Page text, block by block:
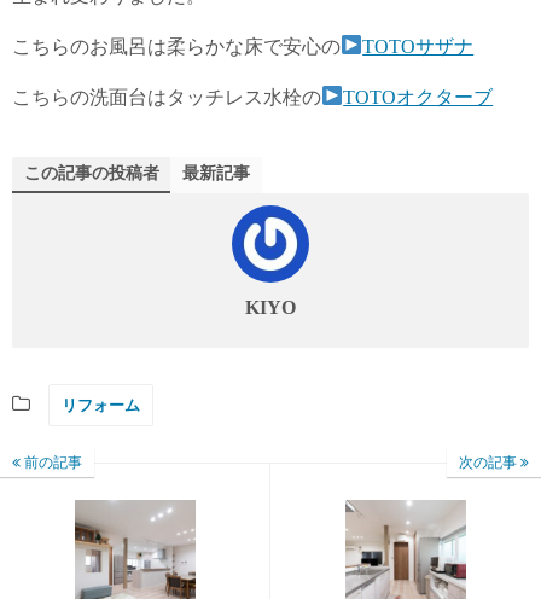
こちらのお風呂は柔らかな床で安心の TOTOサザナ
こちらの洗面台はタッチレス水栓の TOTOオクターブ
この記事の投稿者 最新記事
KIYO
リフォーム
前の記事 次の記事